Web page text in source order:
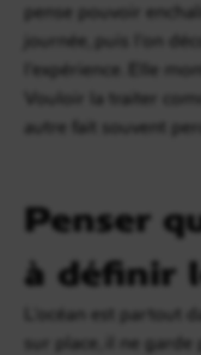
pense pouvoir
journée, puis l’on
l’expérience. Elle
Vouloir la traiter
autre fait souvent
Penser
à définir
L’océan est partout
sur place, il ne